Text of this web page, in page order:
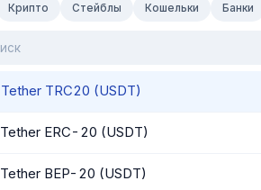
Крипто Стейблы Кошельки Банки
Tether TRC20 (USDT)
Tether ERC-20 (USDT)
Tether BEP-20 (USDT)